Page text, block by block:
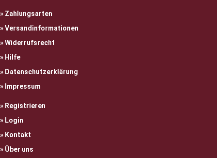
Zahlungsarten
Versandinformationen
Widerrufsrecht
Hilfe
Datenschutzerklärung
Impressum
Registrieren
Login
Kontakt
Über uns